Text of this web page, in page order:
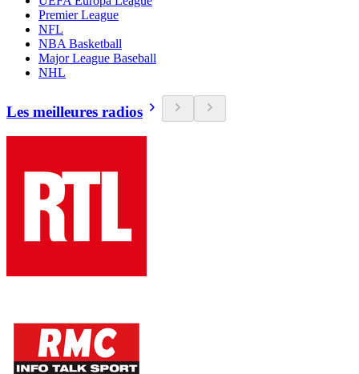
Premier League
NFL
NBA Basketball
Major League Baseball
NHL
Les meilleures radios